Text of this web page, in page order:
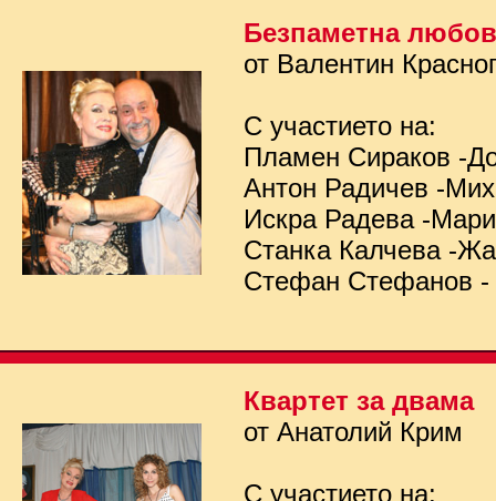
Безпаметна любов
от Валентин
С участието на:
Пламен Сираков -
Антон Радичев -
Искра Радева -
Станка Калчева -
Стефан Стефанов
Квартет за двама
от Анатолий Крим
С участието на: